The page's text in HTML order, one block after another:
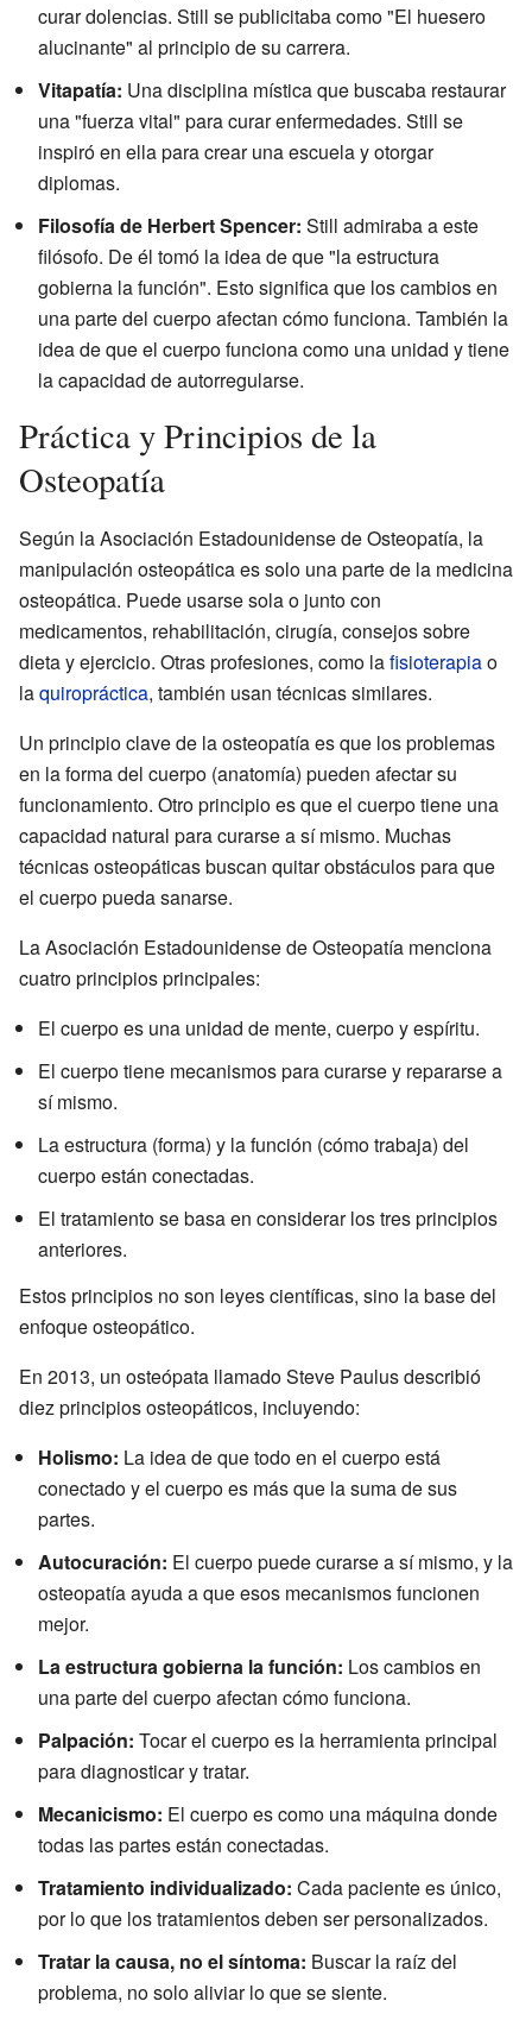
curar dolencias. Still se publicitaba como "El huesero
alucinante" al principio de su carrera.
Vitapatía: Una disciplina mística que buscaba restaurar
una "fuerza vital" para curar enfermedades. Still se
inspiró en ella para crear una escuela y otorgar
diplomas.
Filosofía de Herbert Spencer: Still admiraba a este
filósofo. De él tomó la idea de que "la estructura
gobierna la función". Esto significa que los cambios en
una parte del cuerpo afectan cómo funciona. También la
idea de que el cuerpo funciona como una unidad y tiene
la capacidad de autorregularse.
Práctica y Principios de la
Osteopatía
Según la Asociación Estadounidense de Osteopatía, la
manipulación osteopática es solo una parte de la medicina
osteopática. Puede usarse sola o junto con
medicamentos, rehabilitación, cirugía, consejos sobre
dieta y ejercicio. Otras profesiones, como lafisioterapiao
laquiropráctica, también usan técnicas similares.
Un principio clave de la osteopatía es que los problemas
en la forma del cuerpo (anatomía) pueden afectar su
funcionamiento. Otro principio es que el cuerpo tiene una
capacidad natural para curarse a sí mismo. Muchas
técnicas osteopáticas buscan quitar obstáculos para que
el cuerpo pueda sanarse.
La Asociación Estadounidense de Osteopatía menciona
cuatro principios principales:
El cuerpo es una unidad de mente, cuerpo y espíritu.
El cuerpo tiene mecanismos para curarse y repararse a
sí mismo.
La estructura (forma) y la función (cómo trabaja) del
cuerpo están conectadas.
El tratamiento se basa en considerar los tres principios
anteriores.
Estos principios no son leyes científicas, sino la base del
enfoque osteopático.
En 2013, un osteópata llamado Steve Paulus describió
diez principios osteopáticos, incluyendo:
Holismo: La idea de que todo en el cuerpo está
conectado y el cuerpo es más que la suma de sus
partes.
Autocuración: El cuerpo puede curarse a sí mismo, y la
osteopatía ayuda a que esos mecanismos funcionen
mejor.
La estructura gobierna la función: Los cambios en
una parte del cuerpo afectan cómo funciona.
Palpación: Tocar el cuerpo es la herramienta principal
para diagnosticar y tratar.
Mecanicismo: El cuerpo es como una máquina donde
todas las partes están conectadas.
Tratamiento individualizado: Cada paciente es único,
por lo que los tratamientos deben ser personalizados.
Tratar la causa, no el síntoma: Buscar la raíz del
problema, no solo aliviar lo que se siente.